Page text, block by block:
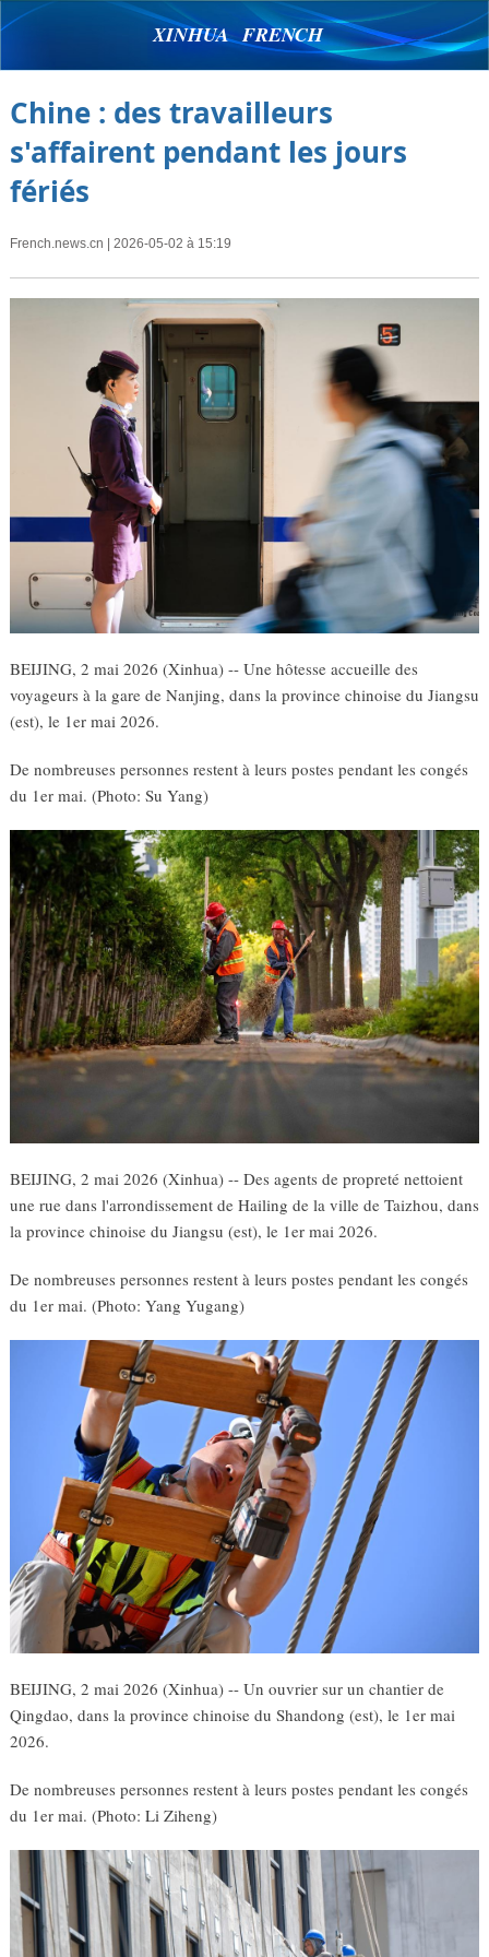
XINHUA FRENCH
Chine : des travailleurs
s'affairent pendant les jours
fériés
French.news.cn | 2026-05-02 à 15:19
BEIJING, 2 mai 2026 (Xinhua) -- Une hôtesse accueille des
voyageurs à la gare de Nanjing, dans la province chinoise du Jiangsu
(est), le 1er mai 2026.
De nombreuses personnes restent à leurs postes pendant les congés
du 1er mai. (Photo: Su Yang)
BEIJING, 2 mai 2026 (Xinhua) -- Des agents de propreté nettoient
une rue dans l'arrondissement de Hailing de la ville de Taizhou, dans
la province chinoise du Jiangsu (est), le 1er mai 2026.
De nombreuses personnes restent à leurs postes pendant les congés
du 1er mai. (Photo: Yang Yugang)
BEIJING, 2 mai 2026 (Xinhua) -- Un ouvrier sur un chantier de
Qingdao, dans la province chinoise du Shandong (est), le 1er mai
2026.
De nombreuses personnes restent à leurs postes pendant les congés
du 1er mai. (Photo: Li Ziheng)